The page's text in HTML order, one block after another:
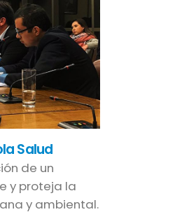
Salud
de un
y proteja la
y ambiental.